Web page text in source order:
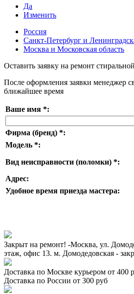
Да
Изменить
Россия
Санкт-Петербург и
Москва и Московская область
Оставить заявку на ремонт
После оформления заявки менеджер
ближайшее время
Ваше имя *:
Фирма (бренд) *:
Модель *:
Вид неисправности (поломки) *:
Адрес:
Удобное время приезда мастера:
Закрыт на ремонт! -Москва, ул.
этаж, офис 13. м. Домодедовская -
Доставка по Москве курьером от 400
Доставка по России от 300 руб